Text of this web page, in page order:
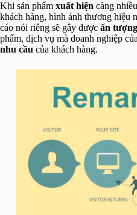
Khi sản phẩm xuất hiện càng
khách hàng, hình ảnh thương hiệu
cáo nói riêng sẽ gây được ấn tượng
phẩm, dịch vụ mà doanh nghiệp
nhu cầu của khách hàng.